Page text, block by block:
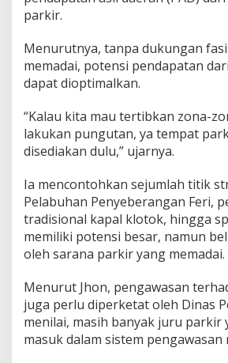
parkir.
Menurutnya, tanpa dukungan
memadai, potensi pendapatan
dapat dioptimalkan.
“Kalau kita mau tertibkan zona-
lakukan pungutan, ya tempat
disediakan dulu,” ujarnya.
Ia mencontohkan sejumlah titik
Pelabuhan Penyeberangan Feri,
tradisional kapal klotok, hingga
memiliki potensi besar, namun
oleh sarana parkir yang memadai.
Menurut Jhon, pengawasan
juga perlu diperketat oleh Dinas
menilai, masih banyak juru parkir
masuk dalam sistem pengawasan